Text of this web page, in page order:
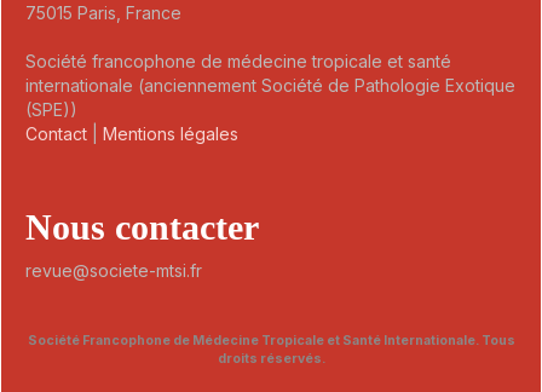
75015 Paris, France
Société francophone de médecine tropicale et santé
internationale (anciennement Société de Pathologie Exotique
(SPE))
Contact
Mentions légales
Nous contacter
revue@societe-mtsi.fr
Société Francophone de Médecine Tropicale et Santé Internationale. Tous
droits réservés.